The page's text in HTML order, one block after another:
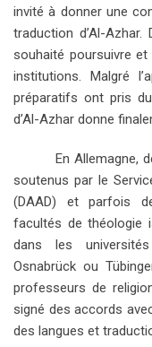
invité à donner une
traduction d’Al-
souhaité poursuivre
institutions. Malgré
préparatifs ont pris
d’Al-Azhar donne
En Allemagne,
soutenus par le
(DAAD) et parfois
facultés de théologie
dans les
Osnabrück ou
professeurs de
signé des accords
des langues et